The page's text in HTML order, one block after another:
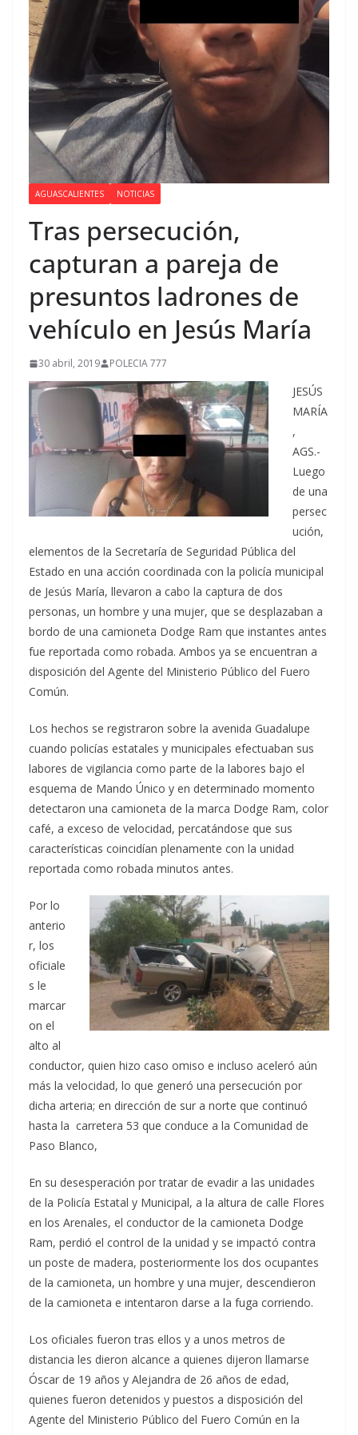
AGUASCALIENTES NOTICIAS
Tras persecución,
capturan a pareja de
presuntos ladrones de
vehículo en Jesús María
30 abril, 2019 POLECIA 777
JESÚS
MARÍA
,
AGS.-
Luego
de una
persec
ución,
elementos de la Secretaría de Seguridad Pública del
Estado en una acción coordinada con la policía municipal
de Jesús María, llevaron a cabo la captura de dos
personas, un hombre y una mujer, que se desplazaban a
bordo de una camioneta Dodge Ram que instantes antes
fue reportada como robada. Ambos ya se encuentran a
disposición del Agente del Ministerio Público del Fuero
Común.
Los hechos se registraron sobre la avenida Guadalupe
cuando policías estatales y municipales efectuaban sus
labores de vigilancia como parte de la labores bajo el
esquema de Mando Único y en determinado momento
detectaron una camioneta de la marca Dodge Ram, color
café, a exceso de velocidad, percatándose que sus
características coincidían plenamente con la unidad
reportada como robada minutos antes.
Por lo
anterio
r, los
oficiale
s le
marcar
on el
alto al
conductor, quien hizo caso omiso e incluso aceleró aún
más la velocidad, lo que generó una persecución por
dicha arteria; en dirección de sur a norte que continuó
hasta la carretera 53 que conduce a la Comunidad de
Paso Blanco,
En su desesperación por tratar de evadir a las unidades
de la Policía Estatal y Municipal, a la altura de calle Flores
en los Arenales, el conductor de la camioneta Dodge
Ram, perdió el control de la unidad y se impactó contra
un poste de madera, posteriormente los dos ocupantes
de la camioneta, un hombre y una mujer, descendieron
de la camioneta e intentaron darse a la fuga corriendo.
Los oficiales fueron tras ellos y a unos metros de
distancia les dieron alcance a quienes dijeron llamarse
Óscar de 19 años y Alejandra de 26 años de edad,
quienes fueron detenidos y puestos a disposición del
Agente del Ministerio Público del Fuero Común en la